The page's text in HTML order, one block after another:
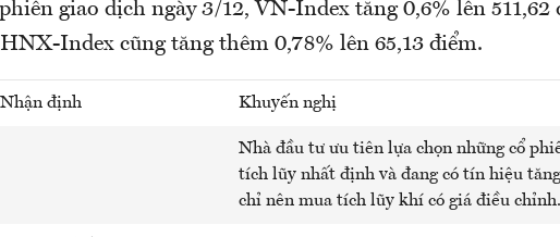
giao dịch ngày 3/12, VN-Index tăng 0,6% lên 511,62
Index cũng tăng thêm 0,78% lên 65,13 điểm.
Nhận định Khuyến nghị
Nhà đầu tư ưu tiên lựa chọn những cổ
tích lũy nhất định và đang có tín hiệu
chỉ nên mua tích lũy khí có giá điều chỉnh.